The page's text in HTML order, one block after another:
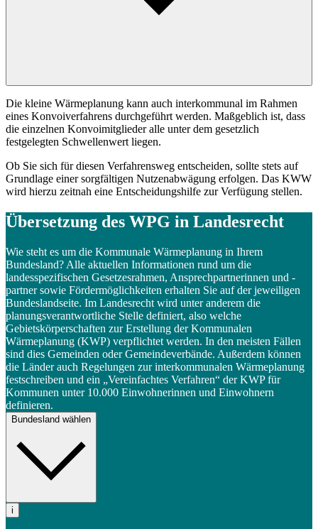
Die kleine Wärmeplanung kann auch interkommunal im Rahmen
eines Konvoiverfahrens durchgeführt werden. Maßgeblich ist, dass
die einzelnen Konvoimitglieder alle unter dem gesetzlich
festgelegten Schwellenwert liegen.
Ob Sie sich für diesen Verfahrensweg entscheiden, sollte stets auf
Grundlage einer sorgfältigen Nutzenabwägung erfolgen. Das KWW
wird hierzu zeitnah eine Entscheidungshilfe zur Verfügung stellen.
Übersetzung des WPG in Landesrecht
Wie steht es um die Kommunale Wärmeplanung in Ihrem
Bundesland? Alle aktuellen Informationen rund um die
landesspezifischen Gesetzesrahmen, Ansprechpartnerinnen und -
partner sowie Fördermöglichkeiten erhalten Sie auf der jeweiligen
Bundeslandseite. Im Landesrecht wird unter anderem die
planungsverantwortliche Stelle definiert, also welche
Gebietskörperschaften zur Erstellung der Kommunalen
Wärmeplanung (KWP) verpflichtet werden. In den meisten Fällen
sind dies Gemeinden oder Gemeindeverbände. Außerdem können
die Länder auch Regelungen zur interkommunalen Wärmeplanung
festschreiben und ein „Vereinfachtes Verfahren“ der KWP für
Kommunen unter 10.000 Einwohnerinnen und Einwohnern
definieren.
Bundesland wählen
i